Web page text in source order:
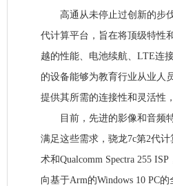
高通从未停止过创新的步伐
代计算平台，旨在将顶级特性
越的性能、电池续航、LTE连
的设备能够为教育行业从业人
提供其所需的连接性和灵活性
目前，先进的影像和音频特
满足这些需求，骁龙7c第2代
术和Qualcomm Spectra 255
向基于Arm的Windows 10 PC